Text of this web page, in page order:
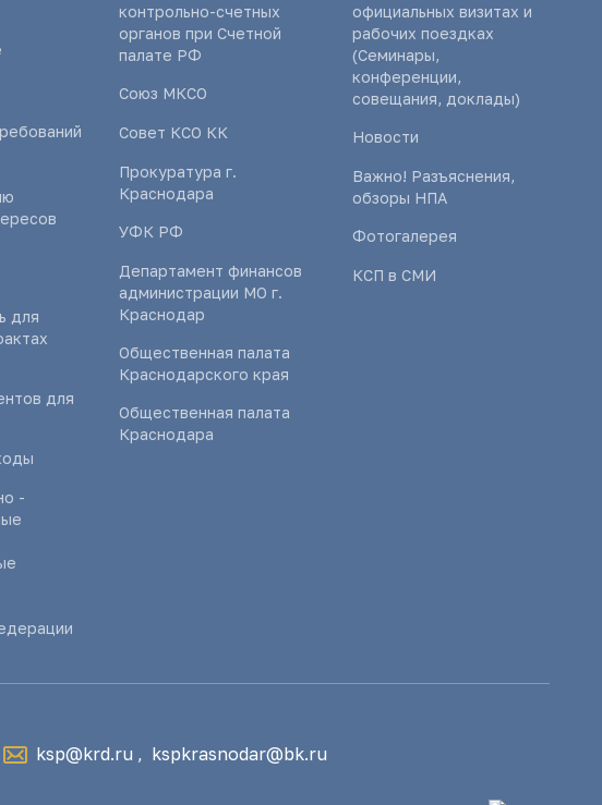
для
для
-
контрольно-счетных
органов при Счетной
палате РФ
Союз МКСО
Совет КСО КК
Прокуратура г.
Краснодара
УФК РФ
Департамент финансов
администрации МО г.
Краснодар
Общественная палата
Краснодарского края
Общественная палата
Краснодара
официальных визитах и
рабочих поездках
(Семинары,
конференции,
совещания, доклады)
Новости
Важно! Разъяснения,
обзоры НПА
Фотогалерея
КСП в СМИ
ksp@krd.ru , kspkrasnodar@bk.ru